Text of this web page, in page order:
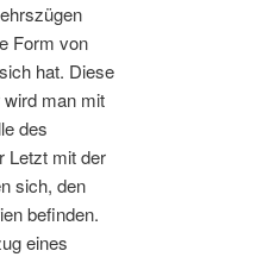
Form von
hat. Diese
man mit
des
Letzt mit der
sich, den
befinden.
eines